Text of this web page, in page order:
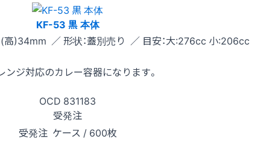
KF-53 黒 本体
)34mm ／ 形状：蓋別売り ／ 目安：大:276cc 小:206cc
ンジ対応のカレー容器になります。
OCD 831183
受発注
受発注 ケース / 600枚